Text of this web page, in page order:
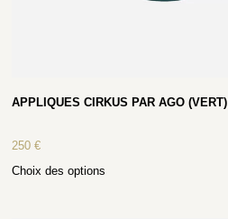
APPLIQUES CIRKUS PAR AGO (VERT)
250€
Choix des options